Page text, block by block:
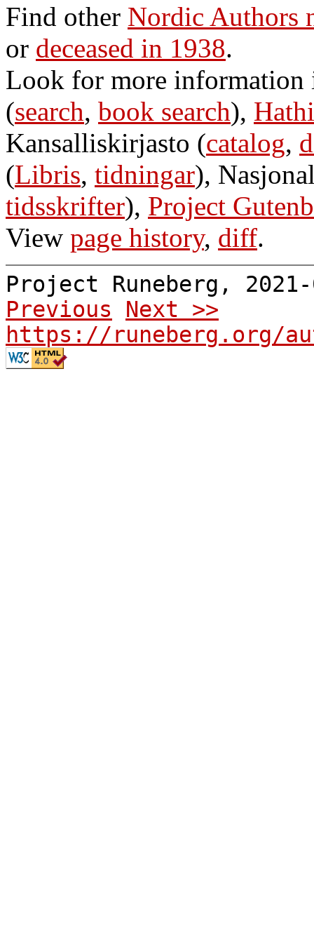
Find other Nordic Authors
or deceased in 1938.
Look for more
(search, book search),
Kansalliskirjasto (catalog,
(Libris, tidningar),
tidsskrifter), Project
View page history, diff.
Project Runeberg,
Previous
Next >>
https://runeberg.org/